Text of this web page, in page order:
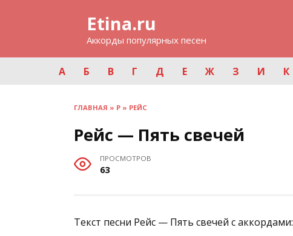
Etina.ru
Аккорды популярных песен
А Б В Г Д Е Ж З И К
ГЛАВНАЯ » Р » РЕЙС
Рейс — Пять свечей
ПРОСМОТРОВ
63
Текст песни Рейс — Пять свечей с аккордами: